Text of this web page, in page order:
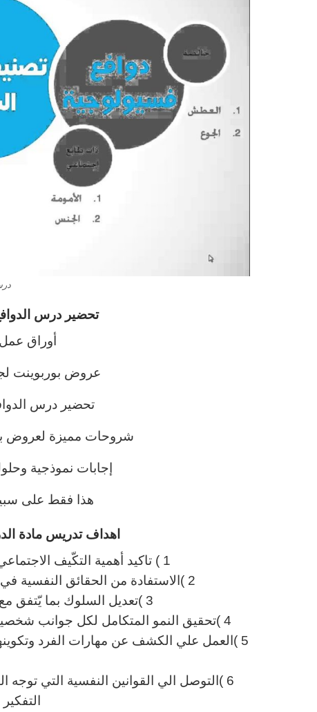
تحضير درس
أوراق
عروض بوربوينت
تحضير درس
شروحات مميزة لعروض
إجابات نموذجية
هذا فقط على
اهداف تدريس مادة
1 ) تاكيد أهمية التكّيف الاجتماعي والتاثير المتبادل بين الفرد والمجتمع.
2 )الاستفادة من الحقائق النفسية في مجال الحياة العملية و في حل المشكلات.
3 )تعديل السلوك بما يّتفق مع متطلبات المجتمع ومصلحة الفرد.
4 )تحقيق النمو المتكامل لكل جوانب شخصية الفرد الجسمية والوجدانية والعقلية والاجتماعية.
5 )العمل علي الكشف عن مهارات الفرد
6 )التوصل الي القوانين النفسية التي